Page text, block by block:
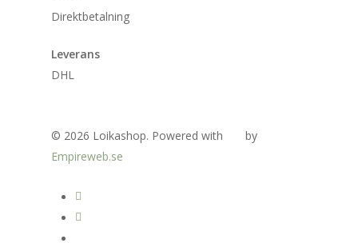
Direktbetalning
Leverans
DHL
© 2026 Loikashop. Powered with
by
Empireweb.se
facebook
instagram